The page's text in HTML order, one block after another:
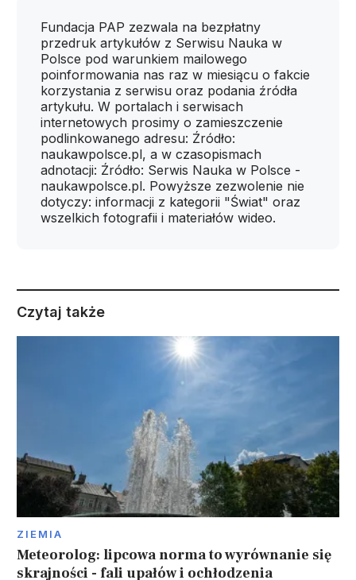
Fundacja PAP zezwala na bezpłatny
przedruk artykułów z Serwisu Nauka w
Polsce pod warunkiem mailowego
poinformowania nas raz w miesiącu o fakcie
korzystania z serwisu oraz podania źródła
artykułu. W portalach i serwisach
internetowych prosimy o zamieszczenie
podlinkowanego adresu: Źródło:
naukawpolsce.pl, a w czasopismach
adnotacji: Źródło: Serwis Nauka w Polsce -
naukawpolsce.pl. Powyższe zezwolenie nie
dotyczy: informacji z kategorii "Świat" oraz
wszelkich fotografii i materiałów wideo.
Czytaj także
ZIEMIA
Meteorolog: lipcowa norma to wyrównanie się
skrajności - fali upałów i ochłodzenia